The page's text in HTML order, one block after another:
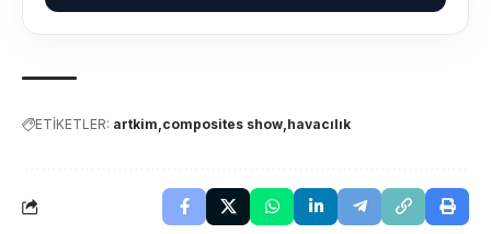
ETİKETLER: artkim composites show havacılık